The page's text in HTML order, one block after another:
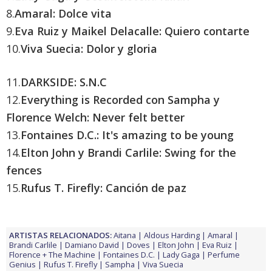
8.Amaral: Dolce vita
9.Eva Ruiz y Maikel Delacalle: Quiero contarte
10.Viva Suecia: Dolor y gloria
11.DARKSIDE: S.N.C
12.Everything is Recorded con Sampha y
Florence Welch: Never felt better
13.Fontaines D.C.: It's amazing to be young
14.Elton John y Brandi Carlile: Swing for the
fences
15.Rufus T. Firefly: Canción de paz
ARTISTAS RELACIONADOS:Aitana Aldous Harding
Amaral
Brandi Carlile
Damiano David Doves Elton John
Eva Ruiz
Florence + The Machine
Fontaines D.C. Lady Gaga
Perfume
Genius
Rufus T. Firefly Sampha Viva Suecia